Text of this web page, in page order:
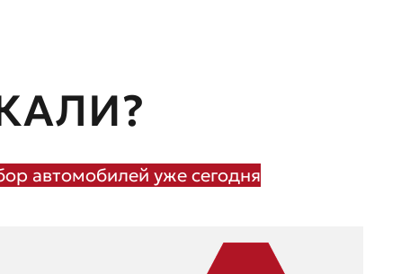
автомобилей уже сегодня